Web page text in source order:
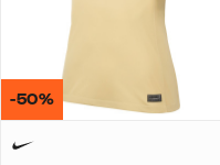
-50%